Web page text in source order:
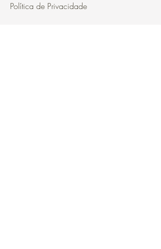
Política de Privacidade